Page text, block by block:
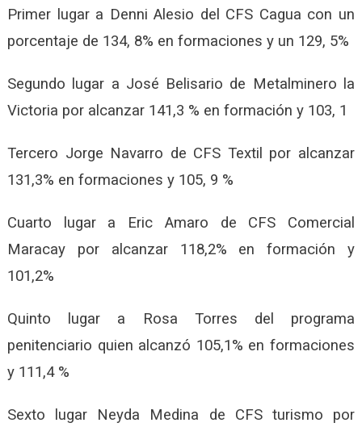
Primer lugar a Denni Alesio del CFS Cagua con un
porcentaje de 134, 8% en formaciones y un 129, 5%
Segundo lugar a José Belisario de Metalminero la
Victoria por alcanzar 141,3 % en formación y 103, 1
Tercero Jorge Navarro de CFS Textil por alcanzar
131,3% en formaciones y 105, 9 %
Cuarto lugar a Eric Amaro de CFS Comercial
Maracay por alcanzar 118,2% en formación y
101,2%
Quinto lugar a Rosa Torres del programa
penitenciario quien alcanzó 105,1% en formaciones
y 111,4 %
Sexto lugar Neyda Medina de CFS turismo por